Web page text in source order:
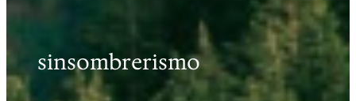
sinsombrerismo